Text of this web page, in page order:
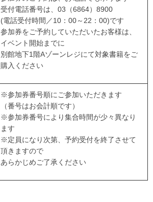
受付電話番号は、03（6864）8900
(電話受付時間／10：00～22：00)です
参加券をご予約していただいたお客様は、
イベント開始までに
別館地下1階Aゾーンレジにて対象書籍をご
購入ください
※参加券番号順にご参加いただきます
（番号はお会計順です）
※参加券番号により集合時間が少々異なり
ます
※定員になり次第、予約受付を終了させて
頂きますので
あらかじめご了承ください